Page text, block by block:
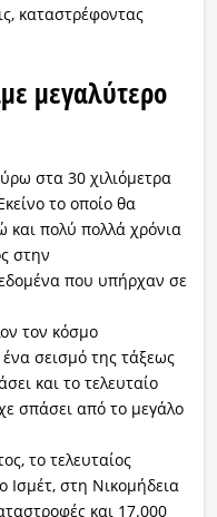
καταστρέφοντας
μεγαλύτερο
στα 30 χιλιόμετρα
το οποίο θα
και πολύ πολλά χρόνια
στην
που υπήρχαν σε
τον κόσμο
σεισμό της τάξεως
και το τελευταίο
σπάσει από το μεγάλο
το τελευταίος
Ισμέτ, στη Νικομήδεια
και 17.000